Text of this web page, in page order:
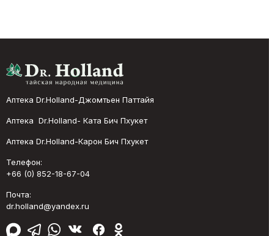
Аптека Dr.Holland-Джомтьен Паттайя
Аптека Dr.Holland- Ката Бич Пхукет
Аптека Dr.Holland-Карон Бич Пхукет
Телефон:
+66 (0) 852-18-67-04
Почта:
dr.holland@yandex.ru